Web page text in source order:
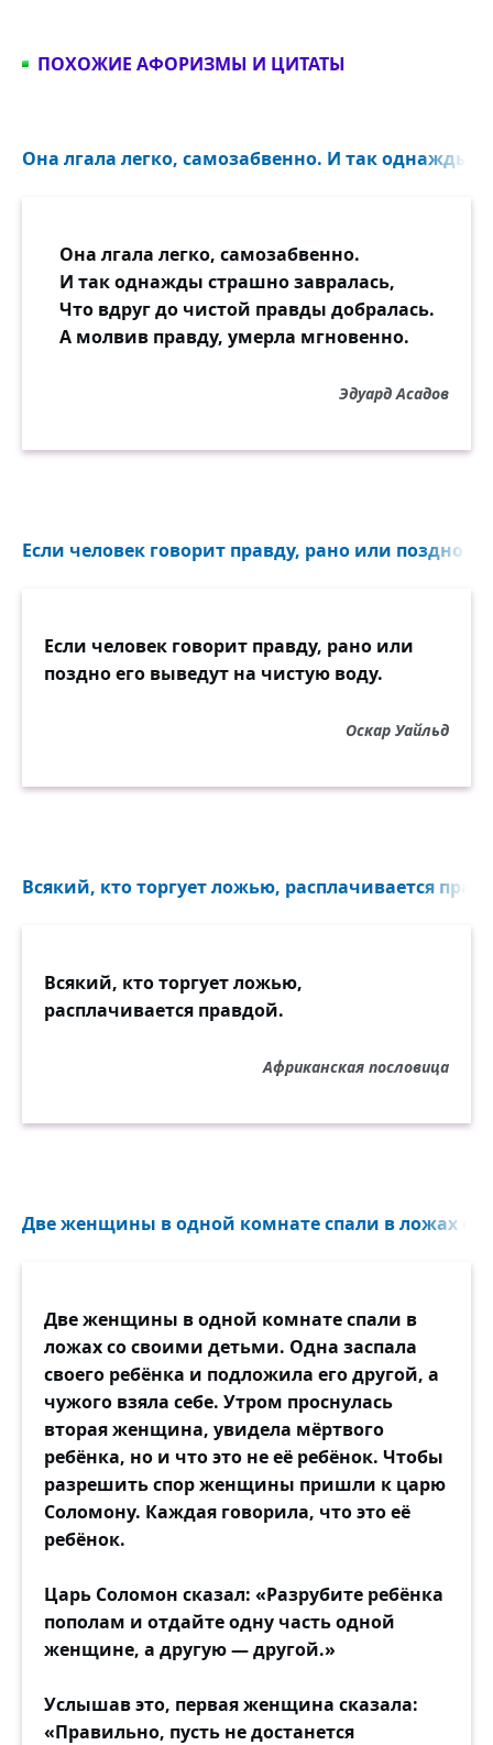
ПОХОЖИЕ АФОРИЗМЫ И ЦИТАТЫ
Она лгала легко, самозабвенно. И так однажды
Она лгала легко, самозабвенно.
И так однажды страшно завралась,
Что вдруг до чистой правды добралась.
А молвив правду, умерла мгновенно.
Эдуард Асадов
Если человек говорит правду, рано или поздно
Если человек говорит правду, рано или
поздно его выведут на чистую воду.
Оскар Уайльд
Всякий, кто торгует ложью, расплачивается
Всякий, кто торгует ложью,
расплачивается правдой.
Африканская пословица
Две женщины в одной комнате спали в ложах со
Две женщины в одной комнате спали в
ложах со своими детьми. Одна заспала
своего ребёнка и подложила его другой, а
чужого взяла себе. Утром проснулась
вторая женщина, увидела мёртвого
ребёнка, но и что это не её ребёнок. Чтобы
разрешить спор женщины пришли к царю
Соломону. Каждая говорила, что это её
ребёнок.
Царь Соломон сказал: «Разрубите ребёнка
пополам и отдайте одну часть одной
женщине, а другую — другой.»
Услышав это, первая женщина сказала:
«Правильно, пусть не достанется